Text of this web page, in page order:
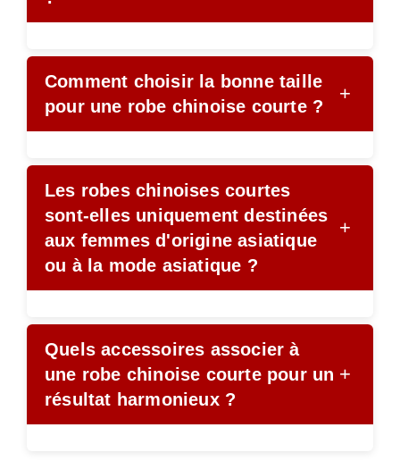
Comment choisir la bonne taille
pour une robe chinoise courte ?
+
Les robes chinoises courtes
sont-elles uniquement destinées
aux femmes d'origine asiatique
ou à la mode asiatique ?
+
Quels accessoires associer à
une robe chinoise courte pour un
résultat harmonieux ?
+